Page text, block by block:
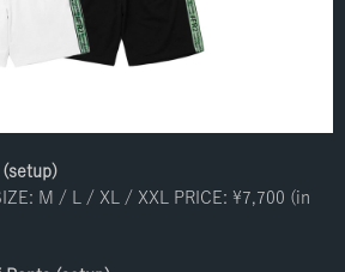
M / L / XL / XXL PRICE: ¥7,700 (in